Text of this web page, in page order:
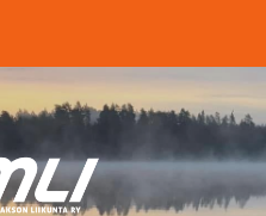
Kymlin uusi logo